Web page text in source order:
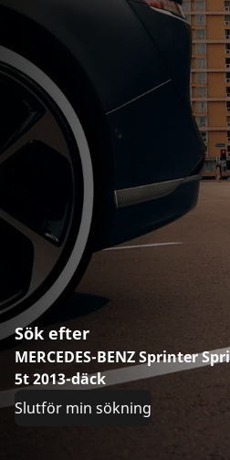
Sök efter
MERCEDES-BENZ Sprinter
5t 2013-däck
Slutför min sökning